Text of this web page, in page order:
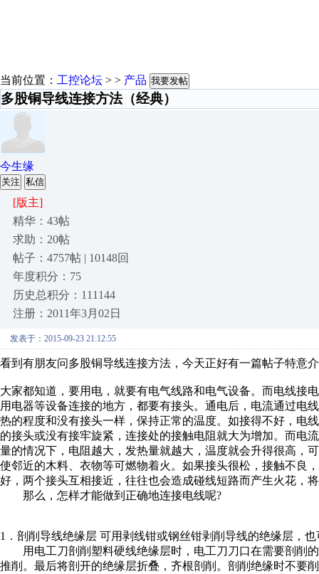
当前位置： 工控论坛 > > 产品 我要发帖
多股铜导线连接方法（经典）
今生缘
关注 私信
[版主]
精华：43帖
求助：20帖
帖子：4757帖 | 10148回
年度积分：75
历史总积分：111144
注册：2011年3月02日
发表于：2015-09-23 21:12:55
看到有朋友问多股铜导线连接方法，今天正好有一篇帖子特意
大家都知道，要用电，就要有电气线路和电气设备。而电线接
用电器等设备连接的地方，都要有接头。通电后，电流通过电
热的程度和没有接头一样，保持正常的温度。如接得不好，电
的接头或没有接牢旋紧，连接处的接触电阻就大为增加。而电
量的情况下，电阻越大，发热量就越大，温度就会升得很高，
使邻近的木料、衣物等可燃物着火。如果接头很松，接触不良
好，两个接头互相接近，往往也会造成碰线短路而产生火花，
那么，怎样才能做到正确地连接电线呢?
1．剖削导线绝缘层 可用剥线钳或钢丝钳剥削导线的绝缘层，
用电工刀剖削塑料硬线绝缘层时，电工刀刀口在需要剖削的
推削。最后将剖开的绝缘层折叠，齐根剖削。剖削绝缘时不要